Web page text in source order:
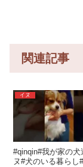
関連記事
イヌ
#qinqin#我が家の
ヌ#犬のいる暮らし